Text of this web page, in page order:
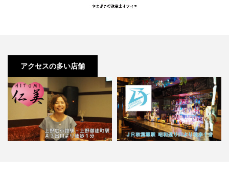
アクセスの多い店舗